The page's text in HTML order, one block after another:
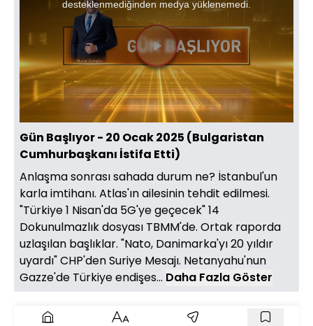
Videoyu
Oynat
desteklenmediğinden medya yüklenemedi.
Gün Başlıyor - 20 Ocak 2025 (Bulgaristan
Cumhurbaşkanı İstifa Etti)
Anlaşma sonrası sahada durum ne? İstanbul'un
karla imtihanı. Atlas'ın ailesinin tehdit edilmesi.
"Türkiye 1 Nisan'da 5G'ye geçecek" 14
Dokunulmazlık dosyası TBMM'de. Ortak raporda
uzlaşılan başlıklar. "Nato, Danimarka'yı 20 yıldır
uyardı" CHP'den Suriye Mesajı. Netanyahu'nun
Gazze'de Türkiye endişes... Daha Fazla Göster